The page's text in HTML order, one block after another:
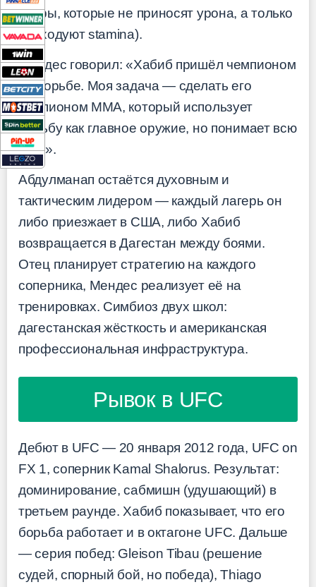
удары, которые не приносят урона, а только
расходуют stamina).
Мендес говорил: «Хабиб пришёл чемпионом
по борьбе. Моя задача — сделать его
чемпионом ММА, который использует
борьбу как главное оружие, но понимает всю
игру».
Абдулманап остаётся духовным и
тактическим лидером — каждый лагерь он
либо приезжает в США, либо Хабиб
возвращается в Дагестан между боями.
Отец планирует стратегию на каждого
соперника, Мендес реализует её на
тренировках. Симбиоз двух школ:
дагестанская жёсткость и американская
профессиональная инфраструктура.
Рывок в UFC
Дебют в UFC — 20 января 2012 года, UFC on
FX 1, соперник Kamal Shalorus. Результат:
доминирование, сабмишн (удушающий) в
третьем раунде. Хабиб показывает, что его
борьба работает и в октагоне UFC. Дальше
— серия побед: Gleison Tibau (решение
судей, спорный бой, но победа), Thiago